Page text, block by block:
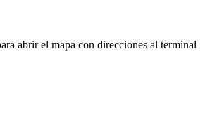
abrir el mapa con direcciones al terminal